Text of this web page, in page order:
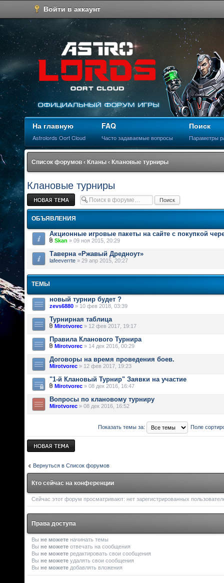
Войти в аккаунт
На главную
Astrolords Oort Cloud
FAQ
Часто задаваемые вопросы
Поиск
Параметры
Список форумов ‹ Кланы ‹ Клановые турниры
Клановые турниры
Новая тема
ОБЪЯВЛЕНИЯ
Акционные игровые пакеты на сайте с покупкой
Skan » 09 ноя 2015, 20:29
Таверна «Ржавый Дредноут»
lafeeverrte » 29 апр 2015, 20:27
ТЕМЫ
новый турнир будет ?
zevs6880 » 10 фев 2018, 03:39
Турнирная таблица
Mirotvorec » 12 фев 2017, 19:17
Правила Кланового Турнира
Mirotvorec » 14 дек 2016, 00:29
Договоры на время проведения боев.
Mirotvorec » 12 фев 2017, 19:23
"1-й Клановый Турнир" Заявки на участие
Mirotvorec » 08 дек 2016, 16:47
Вопросы по клановому турниру
Mirotvorec » 08 дек 2016, 16:52
Показать темы за: Поле
Новая тема
Вернуться в Список форумов
Кто сейчас на конференции
Сейчас этот форум просматривают: нет зарегистрированных
Права доступа
Вы не можете начинать темы
Вы не можете отвечать на сообщения
Вы не можете редактировать свои сообщения
Вы не можете удалять свои сообщения
Вы не можете добавлять вложения